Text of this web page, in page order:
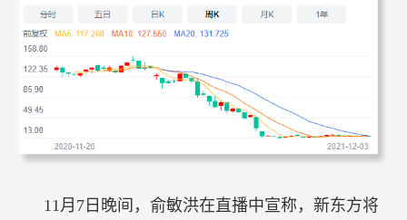
11月7日晚间，俞敏洪在直播中宣称，新东方将